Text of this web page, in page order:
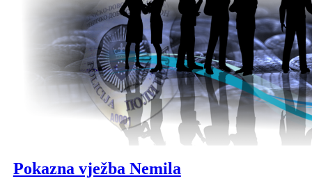
Pokazna vježba Nemila